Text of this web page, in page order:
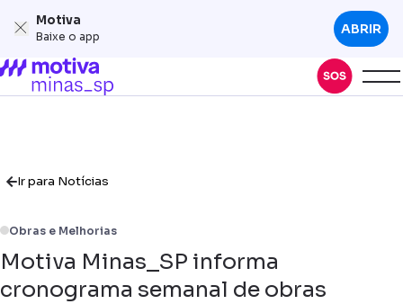
Motiva
Baixe o app ABRIR
Ir para Notícias
Obras e Melhorias
Motiva Minas_SP informa
cronograma semanal de obras